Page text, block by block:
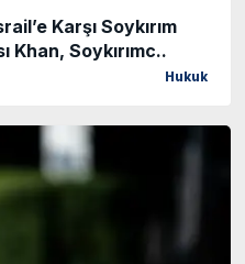
Karşı Soykırım
Khan, Soykırımc..
Hukuk